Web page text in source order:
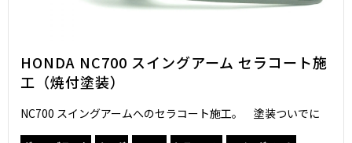
HONDA NC700 スイングアーム セラコート施
工（焼付塗装）
NC700 スイングアームへのセラコート施工。 塗装ついでに